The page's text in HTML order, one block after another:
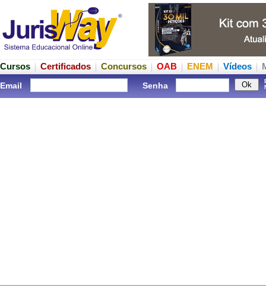
Cursos Certificados Concursos OAB ENEM Vídeos
Email Senha